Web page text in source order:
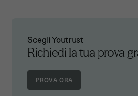
Scegli Youtrust
Richiedi la tua prova
PROVA ORA